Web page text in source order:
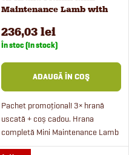
Maintenance Lamb with
mică, 2,5 kg
236,03 lei
În stoc (In stock)
ADAUGĂ ÎN COŞ
Pachet promoțional! 3× hrană
uscată + coș cadou. Hrana
completă Mini Maintenance Lamb
with Beef conține carne proaspătă